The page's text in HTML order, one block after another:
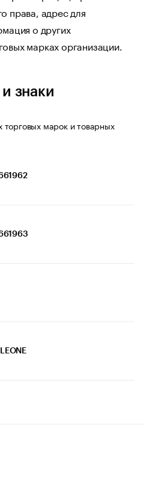
права, адрес для
о других
марках организации.
знаки
торговых марок и товарных